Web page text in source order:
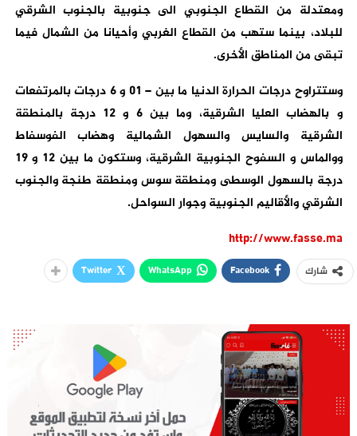
ومعتدلة من القطاع الجنوبي الى جنوبية بالجنوب الشرقي
للبلاد، بينما ستهب من القطاع الغربي وأحيانا من الشمال فيما
تبقى من المناطق الأخرى.
وستتراوح درجات الحرارة الدنيا ما بين – 01 و 6 درجات بالمرتفعات
و بالهضاب العليا الشرقية، وما بين 6 و 12 درجة بالمنطقة
الشرقية والسايس والسهول الشمالية وهضاب الفوسفاط
ووالماس و السفوح الجنوبية الشرقية، وستكون ما بين 12 و 19
درجة بالسهول الوسطى ومنطقة سوس ومنطقة طنجة والجنوب
الشرقي والأقاليم الجنوبية وجوار السواحل.
http://www.fasse.ma
شارك Facebook
WhatsApp
Twitter